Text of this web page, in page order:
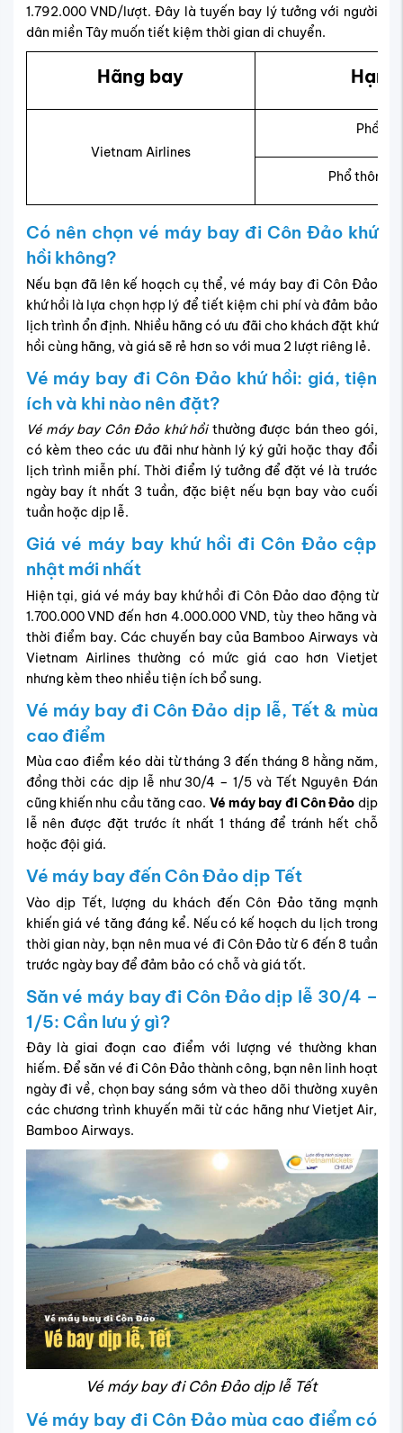
1.792.000 VND/lượt. Đây là tuyến bay lý tưởng với người
dân miền Tây muốn tiết kiệm thời gian di chuyển.
Hãng bay Hạng
Vietnam Airlines
Phổ
Phổ thông
Có nên chọn vé máy bay đi Côn Đảo khứ
hồi không?
Nếu bạn đã lên kế hoạch cụ thể, vé máy bay đi Côn Đảo
khứ hồi là lựa chọn hợp lý để tiết kiệm chi phí và đảm bảo
lịch trình ổn định. Nhiều hãng có ưu đãi cho khách đặt khứ
hồi cùng hãng, và giá sẽ rẻ hơn so với mua 2 lượt riêng lẻ.
Vé máy bay đi Côn Đảo khứ hồi: giá, tiện
ích và khi nào nên đặt?
Vé máy bay Côn Đảo khứ hồithường được bán theo gói,
có kèm theo các ưu đãi như hành lý ký gửi hoặc thay đổi
lịch trình miễn phí. Thời điểm lý tưởng để đặt vé là trước
ngày bay ít nhất 3 tuần, đặc biệt nếu bạn bay vào cuối
tuần hoặc dịp lễ.
Giá vé máy bay khứ hồi đi Côn Đảo cập
nhật mới nhất
Hiện tại, giá vé máy bay khứ hồi đi Côn Đảo dao động từ
1.700.000 VND đến hơn 4.000.000 VND, tùy theo hãng và
thời điểm bay. Các chuyến bay của Bamboo Airways và
Vietnam Airlines thường có mức giá cao hơn Vietjet
nhưng kèm theo nhiều tiện ích bổ sung.
Vé máy bay đi Côn Đảo dịp lễ, Tết & mùa
cao điểm
Mùa cao điểm kéo dài từ tháng 3 đến tháng 8 hằng năm,
đồng thời các dịp lễ như 30/4 – 1/5 và Tết Nguyên Đán
cũng khiến nhu cầu tăng cao. Vé máy bay đi Côn Đảo dịp
lễ nên được đặt trước ít nhất 1 tháng để tránh hết chỗ
hoặc đội giá.
Vé máy bay đến Côn Đảo dịp Tết
Vào dịp Tết, lượng du khách đến Côn Đảo tăng mạnh
khiến giá vé tăng đáng kể. Nếu có kế hoạch du lịch trong
thời gian này, bạn nên mua vé đi Côn Đảo từ 6 đến 8 tuần
trước ngày bay để đảm bảo có chỗ và giá tốt.
Săn vé máy bay đi Côn Đảo dịp lễ 30/4 –
1/5: Cần lưu ý gì?
Đây là giai đoạn cao điểm với lượng vé thường khan
hiếm. Để săn vé đi Côn Đảo thành công, bạn nên linh hoạt
ngày đi về, chọn bay sáng sớm và theo dõi thường xuyên
các chương trình khuyến mãi từ các hãng như Vietjet Air,
Bamboo Airways.
Vé máy bay đi Côn Đảo dịp lễ Tết
Vé máy bay đi Côn Đảo mùa cao điểm có